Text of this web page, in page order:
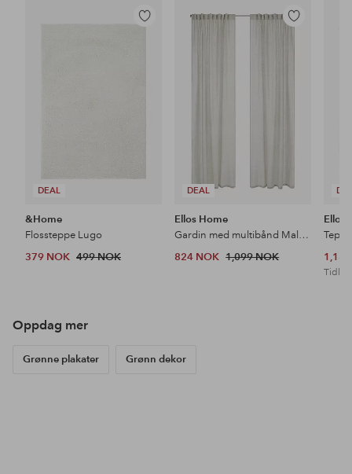
DEAL
Legg
&Home
Flossteppe Lugo
379 NOK 499 NOK
DEAL
Legg
Ellos Home
Gardin med multibånd Malva 2-pk i 100% lin
824 NOK 1,099 NOK
Ellos
Tidl.
Oppdag mer
Grønne plakater Grønn dekor